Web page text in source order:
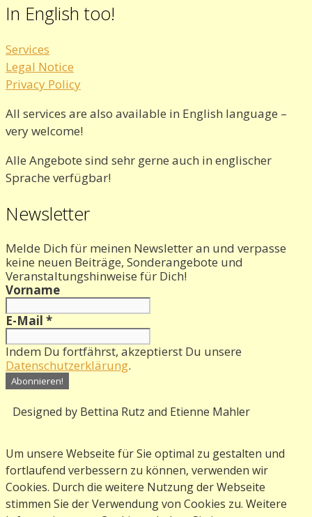
In English too!
Services
Legal Notice
Privacy Policy
All services are also available in English language –
very welcome!
Alle Angebote sind sehr gerne auch in englischer
Sprache verfügbar!
Newsletter
Melde Dich für meinen Newsletter an und verpasse
keine neuen Beiträge, Sonderangebote und
Veranstaltungshinweise für Dich!
Vorname
E-Mail *
Indem Du fortfährst, akzeptierst Du unsere
Datenschutzerklärung.
Designed by Bettina Rutz and Etienne Mahler
Um unsere Webseite für Sie optimal zu gestalten und
fortlaufend verbessern zu können, verwenden wir
Cookies. Durch die weitere Nutzung der Webseite
stimmen Sie der Verwendung von Cookies zu. Weitere